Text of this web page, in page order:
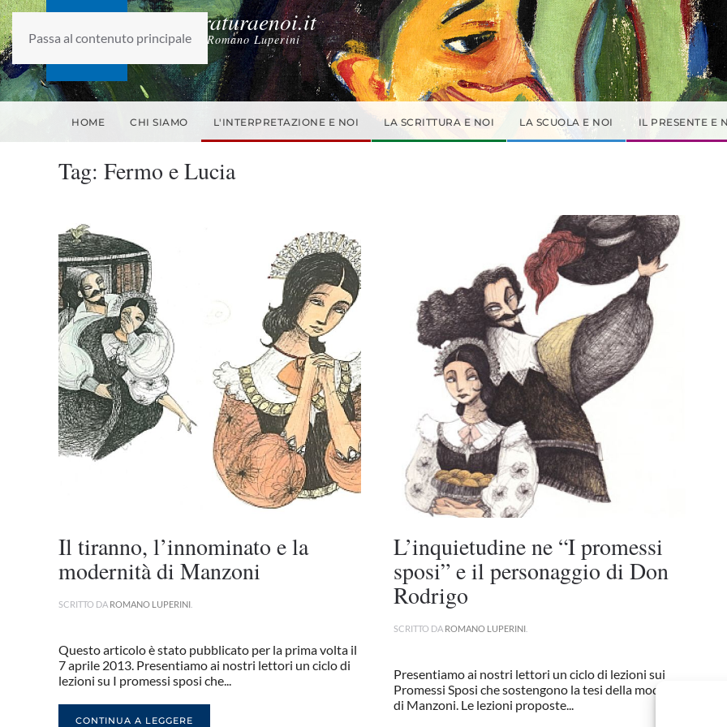
Passa al contenuto principale
laletteraturaenoi.it
fondato da Romano Luperini
HOME CHI SIAMO L'INTERPRETAZIONE E NOI LA SCRITTURA E NOI LA SCUOLA E NOI IL PRESENTE E
Tag: Fermo e Lucia
Il tiranno, l’innominato e la
modernità di Manzoni
SCRITTO DA ROMANO LUPERINI
Questo articolo è stato pubblicato per la prima volta il
7 aprile 2013. Presentiamo ai nostri lettori un ciclo di
lezioni su I promessi sposi che...
CONTINUA A LEGGERE
L’inquietudine ne “I promessi
sposi” e il personaggio di Don
Rodrigo
SCRITTO DA ROMANO LUPERINI
Presentiamo ai nostri lettori un ciclo di lezioni sui
Promessi Sposi che sostengono la tesi della modernità
di Manzoni. Le lezioni proposte...